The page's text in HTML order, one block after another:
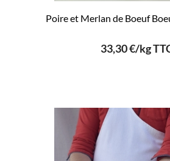
Poire et Merlan de Boeuf
33,30 €/kg